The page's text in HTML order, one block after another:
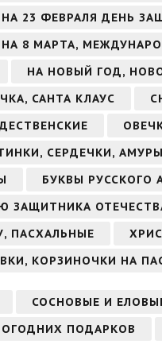
23 ФЕВРАЛЯ ДЕНЬ
8 МАРТА,
НА НОВЫЙ ГОД,
САНТА КЛАУС
СЕРДЕЧКИ,
БУКВЫ РУССКОГО
ЗАЩИТНИКА
ПАСХАЛЬНЫЕ
КОРЗИНОЧКИ НА
СОСНОВЫЕ И
ПОДАРКОВ